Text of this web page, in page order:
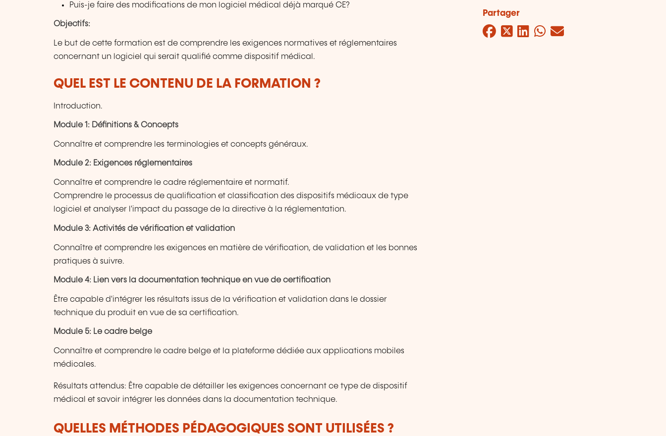
Puis-je faire des modifications de mon logiciel médical déjà marqué CE?
Objectifs:
Le but de cette formation est de comprendre les exigences normatives et réglementaires
concernant un logiciel qui serait qualifié comme dispositif médical.
QUEL EST LE CONTENU DE LA FORMATION ?
Introduction.
Module 1: Définitions & Concepts
Connaître et comprendre les terminologies et concepts généraux.
Module 2: Exigences réglementaires
Connaître et comprendre le cadre réglementaire et normatif.
Comprendre le processus de qualification et classification des dispositifs médicaux de type
logiciel et analyser l'impact du passage de la directive à la réglementation.
Module 3: Activités de vérification et validation
Connaître et comprendre les exigences en matière de vérification, de validation et les bonnes
pratiques à suivre.
Module 4: Lien vers la documentation technique en vue de certification
Être capable d'intégrer les résultats issus de la vérification et validation dans le dossier
technique du produit en vue de sa certification.
Module 5: Le cadre belge
Connaître et comprendre le cadre belge et la plateforme dédiée aux applications mobiles
médicales.
Résultats attendus: Être capable de détailler les exigences concernant ce type de dispositif
médical et savoir intégrer les données dans la documentation technique.
QUELLES MÉTHODES PÉDAGOGIQUES SONT UTILISÉES ?
Partager
Facebook
Twitter
LinkedIn
WhatsApp
Mail